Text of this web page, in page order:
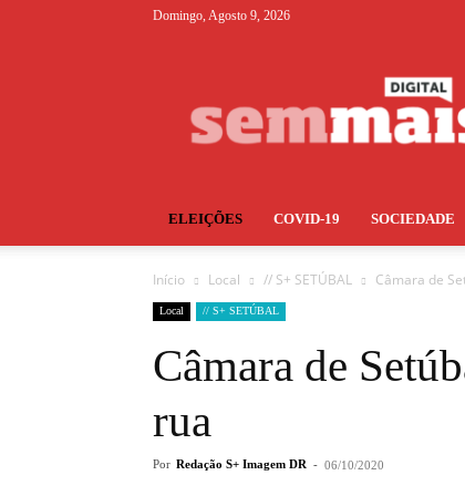
Domingo, Agosto 9, 2026
ELEIÇÕES COVID-19 SOCIEDADE
Início Local // S+ SETÚBAL Câmara de
Local // S+ SETÚBAL
Câmara de
rua
Por Redação S+ Imagem DR - 06/10/2020